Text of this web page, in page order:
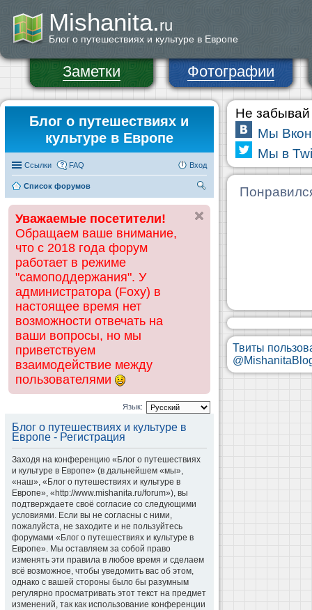
Mishanita.ru
Блог о путешествиях и культуре в Европе
Заметки Фотографии
Блог о путешествиях и
культуре в Европе
Ссылки FAQ Вход
Список форумов
ск
Уважаемые посетители!
Обращаем ваше внимание,
что с 2018 года форум
работает в режиме
"самоподдержания". У
администратора (Foxy) в
настоящее время нет
возможности отвечать на
ваши вопросы, но мы
приветствуем
взаимодействие между
пользователями
Язык:
Блог о путешествиях и культуре в
Европе - Регистрация
Заходя на конференцию «Блог о путешествиях
и культуре в Европе» (в дальнейшем «мы»,
«наш», «Блог о путешествиях и культуре в
Европе», «http://www.mishanita.ru/forum»), вы
подтверждаете своё согласие со следующими
условиями. Если вы не согласны с ними,
пожалуйста, не заходите и не пользуйтесь
форумами «Блог о путешествиях и культуре в
Европе». Мы оставляем за собой право
изменять эти правила в любое время и сделаем
всё возможное, чтобы уведомить вас об этом,
однако с вашей стороны было бы разумным
регулярно просматривать этот текст на предмет
изменений, так как использование конференции
Не забывай
Мы
Мы в
Твиты